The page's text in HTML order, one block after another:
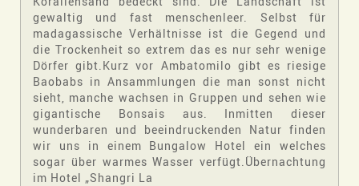
gewaltig und fast menschenleer. Selbst für
madagassische Verhältnisse ist die Gegend und
die Trockenheit so extrem das es nur sehr wenige
Dörfer gibt.Kurz vor Ambatomilo gibt es riesige
Baobabs in Ansammlungen die man sonst nicht
sieht, manche wachsen in Gruppen und sehen wie
gigantische Bonsais aus. Inmitten dieser
wunderbaren und beeindruckenden Natur finden
wir uns in einem Bungalow Hotel ein welches
sogar über warmes Wasser verfügt.Übernachtung
im Hotel „Shangri La